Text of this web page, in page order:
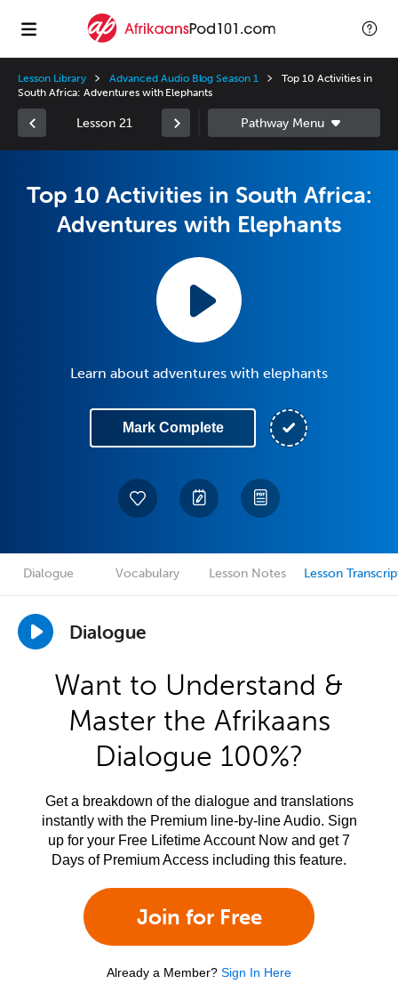
Lesson Library Advanced Audio Blog Season 1
Top 10 Activities in
South Africa: Adventures with Elephants
Lesson 21
Top 10 Activities in South Africa:
Adventures with Elephants
Learn about adventures with elephants
Mark Complete
Dialogue Vocabulary Lesson Notes Lesson
Dialogue
Want to Understand &
Master the Afrikaans
Dialogue 100%?
Get a breakdown of the dialogue and translations
instantly with the Premium line-by-line Audio. Sign
up for your Free Lifetime Account Now and get 7
Days of Premium Access including this feature.
Join for Free
Already a Member? Sign In Here